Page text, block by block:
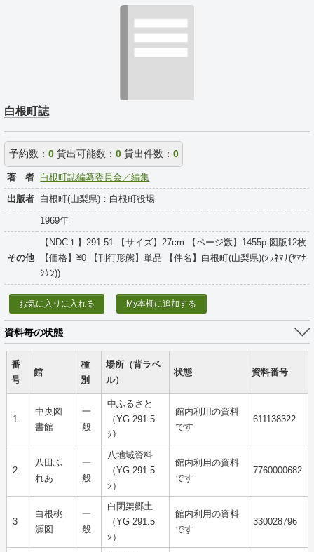
白根町誌
予約数： 0貸出可能数： 0貸出件数： 0
著 者 白根町誌編纂委員会／編集
出版者 白根町(山梨県)：白根町役場
1969年
その他
【NDC１】291.51 【サイズ】27cm 【ページ数】1455p 図版12枚
【価格】¥0 【刊行形態】単品 【件名】白根町(山梨県)(ｼﾗﾈﾏﾁ(ﾔﾏﾅ
ｼｹﾝ))
お気に入りに入れる My本棚に追加する
資料毎の状態
番
号
館
種
別
場所（背ラベ
ル）
状態 資料番号
1
中央図
書館
一
般
中ふるさと
（YG 291.5
ｼ）
館内利用の資料
です
611138322
2
八田ふ
れあ
一
般
八地域資料
（YG 291.5
ｼ）
館内利用の資料
です
7760000682
3
白根桃
源図
一
般
白閉架郷土
（YG 291.5
ｼ）
館内利用の資料
です
330028796